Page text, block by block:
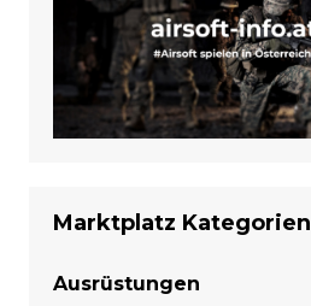
Marktplatz Kategorien
Ausrüstungen